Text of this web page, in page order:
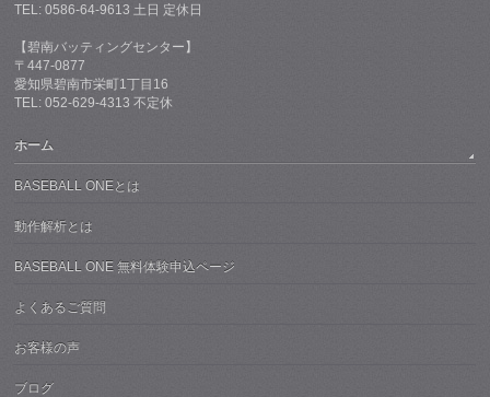
TEL: 0586-64-9613 土日 定休日
【碧南バッティングセンター】
〒447-0877
愛知県碧南市栄町1丁目16
TEL: 052-629-4313 不定休
ホーム
BASEBALL ONEとは
動作解析とは
BASEBALL ONE 無料体験申込ページ
よくあるご質問
お客様の声
ブログ